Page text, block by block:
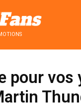
pour vos